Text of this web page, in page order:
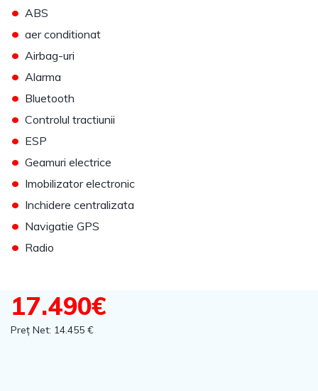
• ABS
• aer conditionat
• Airbag-uri
• Alarma
• Bluetooth
• Controlul tractiunii
• ESP
• Geamuri electrice
• Imobilizator electronic
• Inchidere centralizata
• Navigatie GPS
• Radio
17.490€
Preț Net: 14.455 €